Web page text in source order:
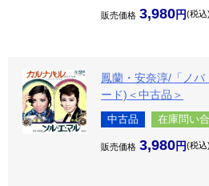
販売価格 3,980 税込
鳳蘭・安奈淳/「ノ
ード)＜中古品＞
中古品 在庫問い
販売価格 3,980 税込